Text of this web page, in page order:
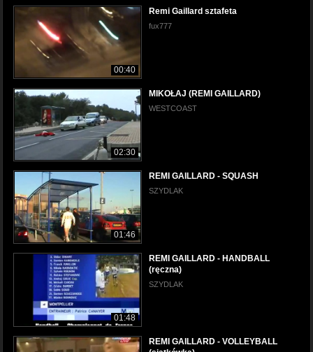
00:40
Remi Gaillard sztafeta
fux777
02:30
MIKOŁAJ (REMI GAILLARD)
WESTCOAST
01:46
REMI GAILLARD - SQUASH
SZYDLAK
01:48
REMI GAILLARD - HANDBALL
(ręczna)
SZYDLAK
REMI GAILLARD - VOLLEYBALL